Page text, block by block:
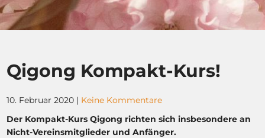
Qigong Kompakt-Kurs!
10. Februar 2020 | Keine Kommentare
Der Kompakt-Kurs Qigong richten sich insbesondere an
Nicht-Vereinsmitglieder und Anfänger.